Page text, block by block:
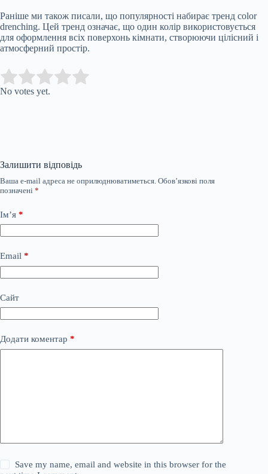
Раніше ми також писали, що популярності набирає тренд сolor
drenching. Цей тренд означає, що один колір використовується
для оформлення всіх поверхонь кімнати, створюючи цілісний і
атмосферний простір.
Rate this item:
No votes yet.
Залишити відповідь
Ваша e-mail адреса не оприлюднюватиметься. Обов’язкові поля
позначені *
Ім’я *
Email *
Сайт
Додати коментар *
Save my name, email and website in this browser for the